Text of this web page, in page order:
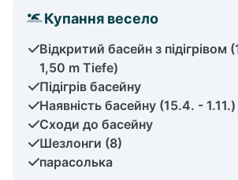
Купання весело
Відкритий басейн з підігрівом
1,50 m Tiefe)
Підігрів басейну
Наявність басейну (15.4. - 1.11.)
Сходи до басейну
Шезлонги (8)
парасолька